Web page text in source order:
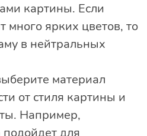
картины. Если
много ярких цветов, то
в нейтральных
материал
от стиля картины и
Например,
для